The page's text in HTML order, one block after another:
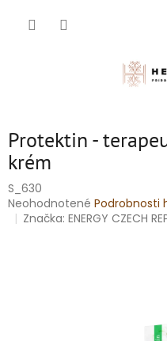
Protektin -
krém
S_630
Priemerné
hodnotenie
Neohodnotené Podrobnosti
Značka:ENERGY CZECH